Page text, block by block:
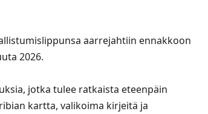
aarrejahtiin ennakkoon
2026.
jotka tulee ratkaista eteenpäin
kartta, valikoima kirjeitä ja